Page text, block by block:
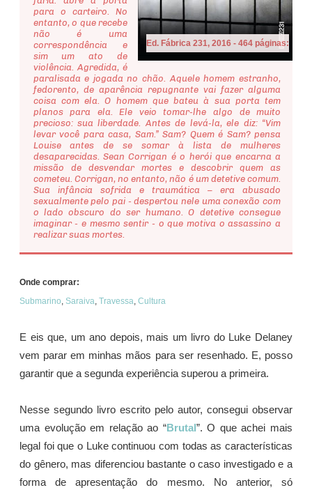
Ed. Fábrica 231, 2016 - 464 páginas:
para o carteiro. No
entanto, o que recebe
não é uma
correspondência e
sim um ato de
violência. Agredida, é
paralisada e jogada no chão. Aquele homem estranho,
fedorento, de aparência repugnante vai fazer alguma
coisa com ela. O homem que bateu à sua porta tem
planos para ela. Ele veio tomar-lhe algo de muito
precioso: sua liberdade. Antes de levá-la, ele diz: “Vim
levar você para casa, Sam.” Sam? Quem é Sam? pensa
Louise antes de se somar à lista de mulheres
desaparecidas. Sean Corrigan é o herói que encarna a
missão de desvendar mortes e descobrir quem as
cometeu. Corrigan, no entanto, não é um detetive comum.
Sua infância sofrida e traumática – era abusado
sexualmente pelo pai - despertou nele uma conexão com
o lado obscuro do ser humano. O detetive consegue
imaginar - e mesmo sentir - o que motiva o assassino a
realizar suas mortes.
Onde comprar:
Submarino Saraiva Travessa Cultura
E eis que, um ano depois, mais um livro do Luke Delaney
vem parar em minhas mãos para ser resenhado. E, posso
garantir que a segunda experiência superou a primeira.
Nesse segundo livro escrito pelo autor, consegui observar
uma evolução em relação ao “Brutal ”. O que achei mais
legal foi que o Luke continuou com todas as características
do gênero, mas diferenciou bastante o caso investigado e a
forma de apresentação do mesmo. No anterior, só